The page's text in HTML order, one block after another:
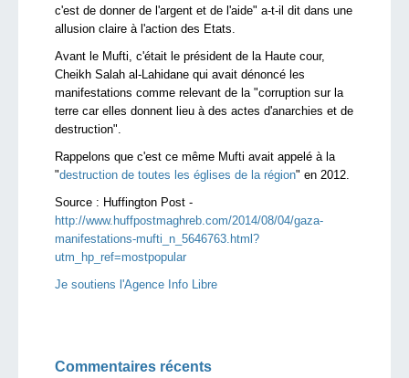
c'est de donner de l'argent et de l'aide" a-t-il dit dans une
allusion claire à l'action des Etats.
Avant le Mufti, c'était le président de la Haute cour,
Cheikh Salah al-Lahidane qui avait dénoncé les
manifestations comme relevant de la "corruption sur la
terre car elles donnent lieu à des actes d'anarchies et de
destruction".
Rappelons que c'est ce même Mufti avait appelé à la
"destruction de toutes les églises de la région" en 2012.
Source : Huffington Post -
http://www.huffpostmaghreb.com/2014/08/04/gaza-
manifestations-mufti_n_5646763.html?
utm_hp_ref=mostpopular
Je soutiens l'Agence Info Libre
Commentaires récents